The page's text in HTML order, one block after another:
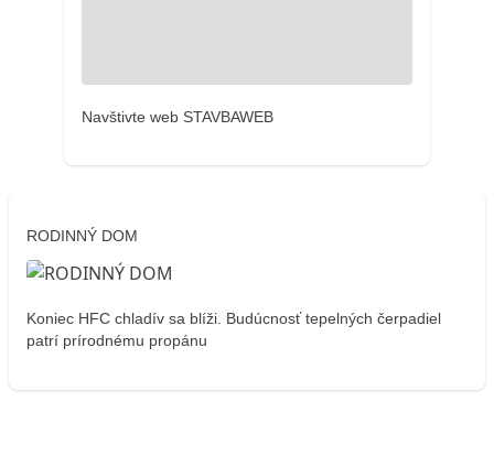
Navštivte web STAVBAWEB
RODINNÝ DOM
Koniec HFC chladív sa blíži. Budúcnosť tepelných čerpadiel
patrí prírodnému propánu